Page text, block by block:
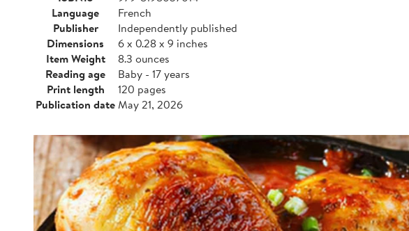
Language
French
Publisher
Independently published
Dimensions
6 x 0.28 x 9 inches
Item Weight
8.3 ounces
Reading age
Baby - 17 years
Print length
120 pages
Publication dateMay 21, 2026